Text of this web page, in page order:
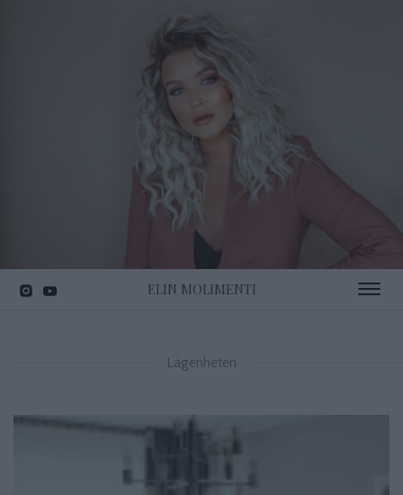
ELIN MOLIMENTI Toggle
Lägenheten